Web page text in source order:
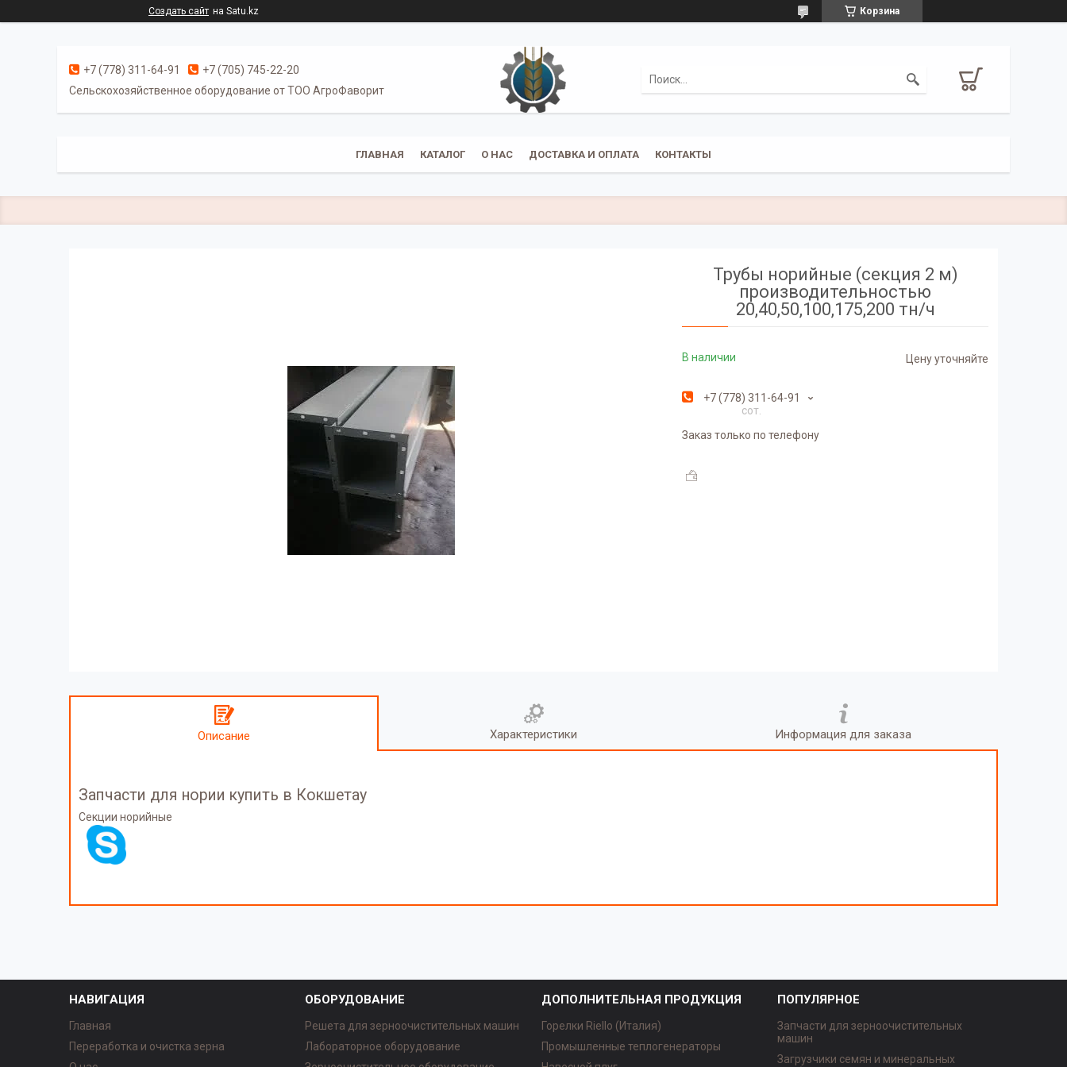
Создать сайт на Satu.kz Корзина
+7 (778) 311-64-91
+7 (705) 745-22-20
Cельскохозяйственное оборудование от ТОО АгроФаворит
ГЛАВНАЯ КАТАЛОГ О НАС ДОСТАВКА И ОПЛАТА КОНТАКТЫ
Трубы норийные (секция 2 м)
производительностью
20,40,50,100,175,200 тн/ч
В наличии Цену уточняйте
+7 (778) 311-64-91
сот.
Заказ только по телефону
Описание Характеристики Информация для заказа
Запчасти для нории купить в Кокшетау
Секции норийные
НАВИГАЦИЯ
Главная
Переработка и очистка зерна
ОБОРУДОВАНИЕ
Решета для зерноочистительных машин
Лабораторное оборудование
ДОПОЛНИТЕЛЬНАЯ ПРОДУКЦИЯ
Горелки Riello (Италия)
Промышленные теплогенераторы
ПОПУЛЯРНОЕ
Запчасти для зерноочистительных
машин
Загрузчики семян и минеральных